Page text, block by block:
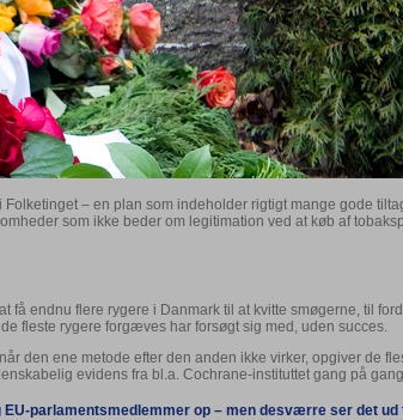
– en plan som indeholder rigtigt mange gode
som ikke beder om legitimation ved at køb af
endnu flere rygere i Danmark til at kvitte smøgerne, til
fleste rygere forgæves har forsøgt sig med, uden succes.
den ene metode efter den anden ikke virker, opgiver de
evidens fra bl.a. Cochrane-instituttet gang på
parlamentsmedlemmer op – men desværre ser det